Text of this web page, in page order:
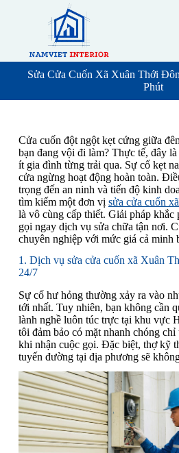
t
o
n
Sửa Cửa Cuốn Xã Xuân Thới
Phút
Cửa cuốn đột ngột kẹt cứng giữa
bạn đang vội đi làm? Thực tế, đây
ít gia đình từng trải qua. Sự cố kẹt
cửa ngừng hoạt động hoàn toàn.
trọng đến an ninh và tiến độ kinh
tìm kiếm một đơn vị sửa cửa cuốn
là vô cùng cấp thiết. Giải pháp khắc
gọi ngay dịch vụ sửa chữa tận nơi.
chuyên nghiệp với mức giá cả minh
1. Dịch vụ sửa cửa cuốn xã Xuân
24/7
Sự cố hư hỏng thường xảy ra vào
tới nhất. Tuy nhiên, bạn không cần
lành nghề luôn túc trực tại khu vực
tôi đảm bảo có mặt nhanh chóng
khi nhận cuộc gọi. Đặc biệt, thợ kỹ
tuyến đường tại địa phương sẽ